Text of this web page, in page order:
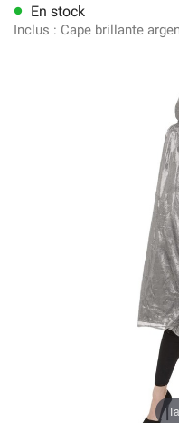
lens En stock
Inclus : Cape brillante